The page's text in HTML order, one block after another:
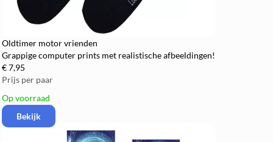
Oldtimer motor vrienden
Grappige computer prints met realistische afbeeldingen!
€ 7,95
Prijs per paar
Op voorraad
Bekijk